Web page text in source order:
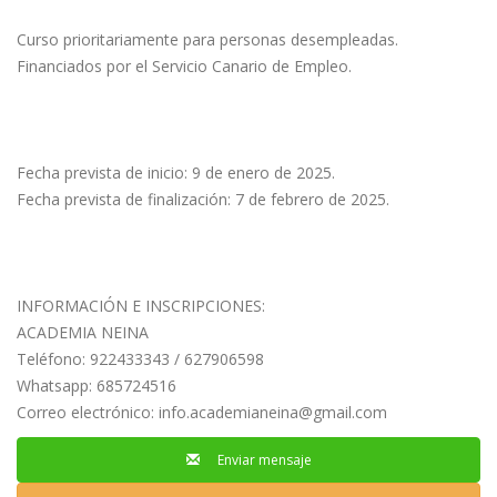
Curso prioritariamente para personas desempleadas.
Financiados por el Servicio Canario de Empleo.
Fecha prevista de inicio: 9 de enero de 2025.
Fecha prevista de finalización: 7 de febrero de 2025.
INFORMACIÓN E INSCRIPCIONES:
ACADEMIA NEINA
Teléfono: 922433343 / 627906598
Whatsapp: 685724516
Correo electrónico: info.academianeina@gmail.com
Enviar mensaje